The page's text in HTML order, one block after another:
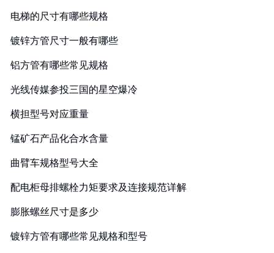
电梯的尺寸有哪些规格
镀锌方管尺寸一般有哪些
铝方管有哪些常见规格
光线传媒参投三国的星空爆冷
横担型号对应重量
锰矿石产品化合水含量
曲臂车规格型号大全
配电柜母排螺栓力矩要求及连接规范详解
膨胀螺丝尺寸是多少
镀锌方管有哪些常见规格和型号